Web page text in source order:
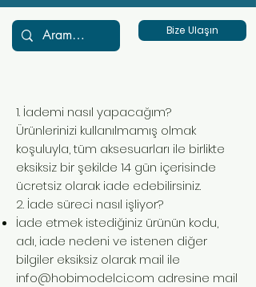
Bize Ulaşın
1. İademi nasıl yapacağım?
Ürünlerinizi kullanılmamış olmak
koşuluyla, tüm aksesuarları ile birlikte
eksiksiz bir şekilde 14 gün içerisinde
ücretsiz olarak iade edebilirsiniz.
2. İade süreci nasıl işliyor?
İade etmek istediğiniz ürünün kodu,
adı, iade nedeni ve istenen diğer
bilgiler eksiksiz olarak mail ile
info@hobimodelci.com adresine mail